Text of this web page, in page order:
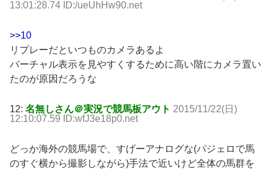
13:01:28.74 ID:/ueUhHw90.net
>>10
リプレーだといつものカメラあるよ
バーチャル表示を見やすくするために高い階にカメラ置い
たのが原因だろうな
12: 名無しさん＠実況で競馬板アウト 2015/11/22(日)
12:10:07.59 ID:wfJ3e18p0.net
どっか海外の競馬場で、すげーアナログな(パジェロで馬
のすぐ横から撮影しながら)手法で近いけど全体の馬群を